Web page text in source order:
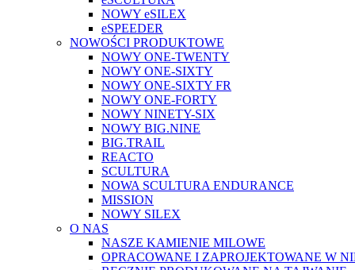
NOWY eSILEX
eSPEEDER
NOWOŚCI PRODUKTOWE
NOWY ONE-TWENTY
NOWY ONE-SIXTY
NOWY ONE-SIXTY FR
NOWY ONE-FORTY
NOWY NINETY-SIX
NOWY BIG.NINE
BIG.TRAIL
REACTO
SCULTURA
NOWA SCULTURA ENDURANCE
MISSION
NOWY SILEX
O NAS
NASZE KAMIENIE MILOWE
OPRACOWANE I ZAPROJEKTOWANE W